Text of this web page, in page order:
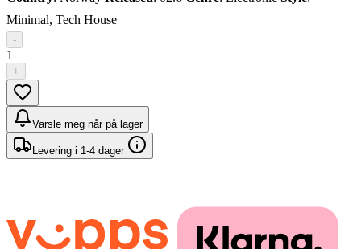
Minimal, Tech House
-
1
+
Varsle meg når på lager
Levering i 1-4 dager